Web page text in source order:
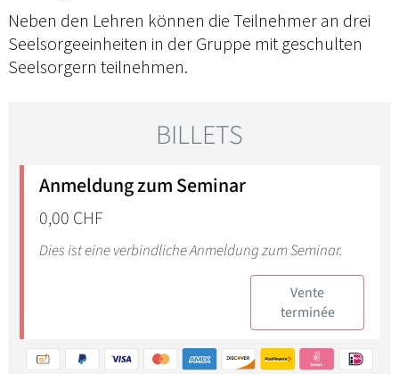
Neben den Lehren können die Teilnehmer an drei
Seelsorgeeinheiten in der Gruppe mit geschulten
Seelsorgern teilnehmen.